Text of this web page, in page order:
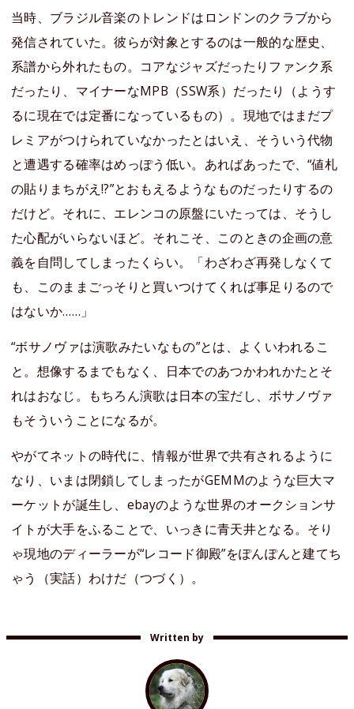
当時、ブラジル音楽のトレンドはロンドンのクラブから
発信されていた。彼らが対象とするのは一般的な歴史、
系譜から外れたもの。コアなジャズだったりファンク系
だったり、マイナーなMPB（SSW系）だったり（ようす
るに現在では定番になっているもの）。現地ではまだプ
レミアがつけられていなかったとはいえ、そういう代物
と遭遇する確率はめっぽう低い。あればあったで、“値札
の貼りまちがえ!?”とおもえるようなものだったりするの
だけど。それに、エレンコの原盤にいたっては、そうし
た心配がいらないほど。それこそ、このときの企画の意
義を自問してしまったくらい。「わざわざ再発しなくて
も、このままごっそりと買いつけてくれば事足りるので
はないか……」
“ボサノヴァは演歌みたいなもの”とは、よくいわれるこ
と。想像するまでもなく、日本でのあつかわれかたとそ
れはおなじ。もちろん演歌は日本の宝だし、ボサノヴァ
もそういうことになるが。
やがてネットの時代に、情報が世界で共有されるように
なり、いまは閉鎖してしまったがGEMMのような巨大マ
ーケットが誕生し、ebayのような世界のオークションサ
イトが大手をふることで、いっきに青天井となる。そり
ゃ現地のディーラーが“レコード御殿”をぽんぽんと建てち
ゃう（実話）わけだ（つづく）。
Written by